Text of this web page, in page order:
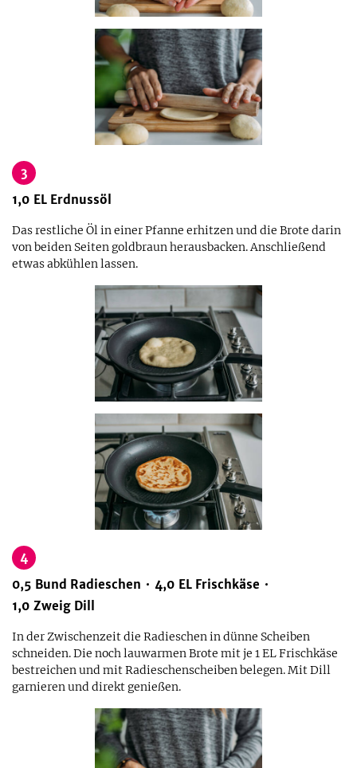
3
1,0 EL Erdnussöl
Das restliche Öl in einer Pfanne erhitzen und die Brote darin
von beiden Seiten goldbraun herausbacken. Anschließend
etwas abkühlen lassen.
4
0,5 Bund Radieschen 4,0 EL Frischkäse
1,0 Zweig Dill
In der Zwischenzeit die Radieschen in dünne Scheiben
schneiden. Die noch lauwarmen Brote mit je 1 EL Frischkäse
bestreichen und mit Radieschenscheiben belegen. Mit Dill
garnieren und direkt genießen.